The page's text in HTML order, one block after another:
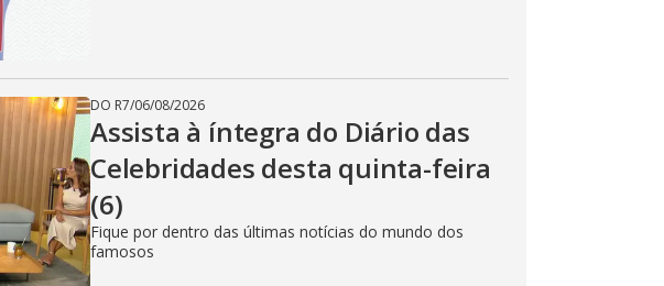
DO R7/06/08/2026
Assista à íntegra do Diário das
Celebridades desta quinta-feira
(6)
Fique por dentro das últimas notícias do mundo dos
famosos